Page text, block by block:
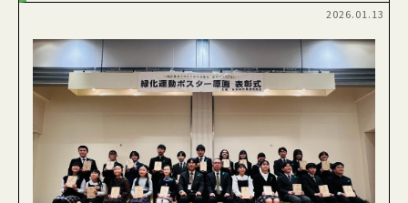
緑の募金について
緑の募金に協力するには
緑の募金の活用
事業紹介
募金を活用した森づくり
資材のお申し込み
2026.01.13